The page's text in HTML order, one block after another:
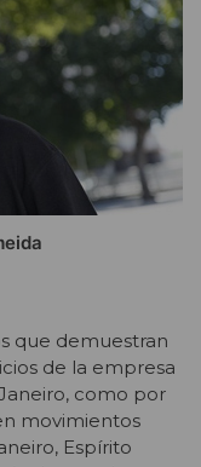
que demuestran
de la empresa
como por
movimientos
Espírito